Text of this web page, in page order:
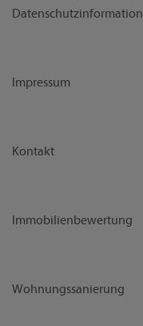
Datenschutzinformation
Impressum
Kontakt
Immobilienbewertung
Wohnungssanierung